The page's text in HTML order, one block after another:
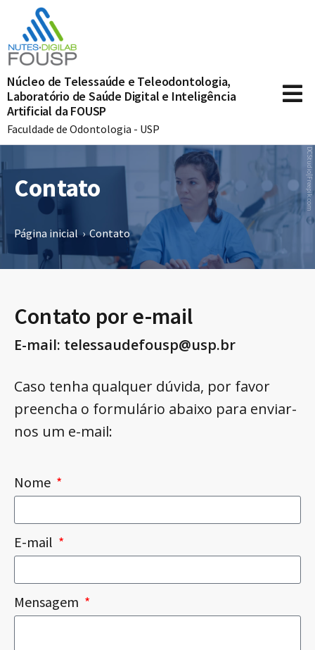
Núcleo de Telessaúde e Teleodontologia,
Laboratório de Saúde Digital e Inteligência
Artificial da FOUSP
Faculdade de Odontologia - USP
Contato DCStudio|Freepik.com
Página inicial › Contato
Contato por e-mail
E-mail: telessaudefousp@usp.br
Caso tenha qualquer dúvida, por favor
preencha o formulário abaixo para enviar-
nos um e-mail:
Nome
E-mail
Mensagem